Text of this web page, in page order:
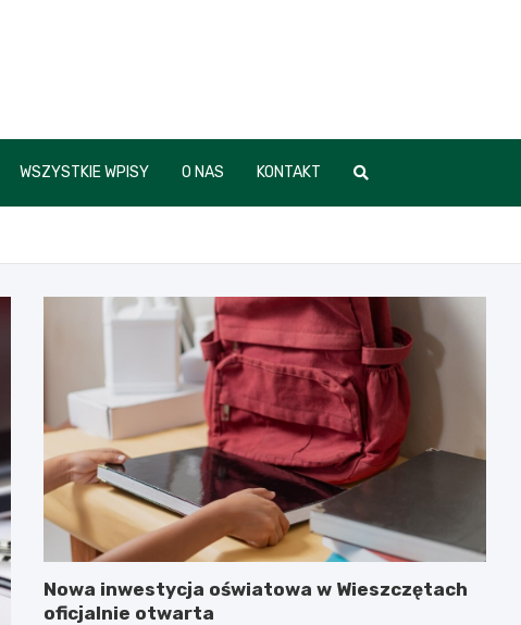
WSZYSTKIE WPISY O NAS KONTAKT
Nowa inwestycja oświatowa w Wieszczętach
oficjalnie otwarta